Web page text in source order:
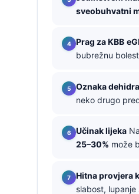
sveobuhvatni
Prag za KBB
bubrežnu
Oznaka
neko drugo
Učinak lijeka
25–30% može
Hitna provjera
slabost, lupanje